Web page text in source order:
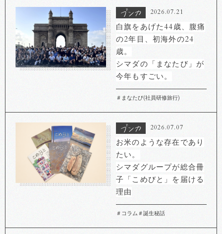
2026.07.21
白旗をあげた44歳、腹痛
の2年目、初海外の24
歳。
シマダの「まなたび」が
今年もすごい。
＃まなたび(社員研修旅行)
2026.07.07
お米のような存在であり
たい。
シマダグループが総合冊
子「こめびと」を届ける
理由
＃コラム ＃誕生秘話